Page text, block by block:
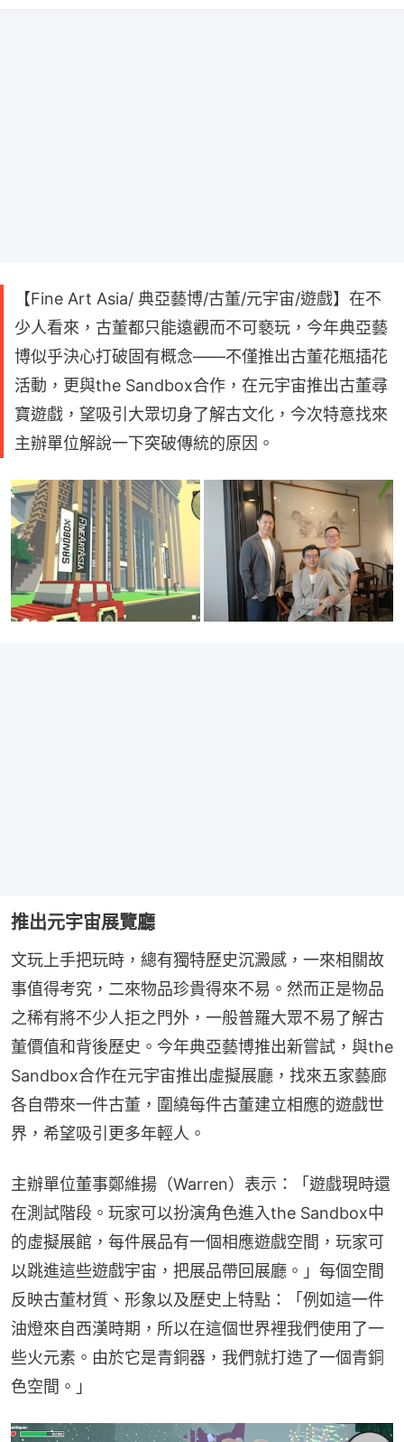
【Fine Art Asia/ 典亞藝博/古董/元宇宙/遊戲】在不
少人看來，古董都只能遠觀而不可褻玩，今年典亞藝
博似乎決心打破固有概念——不僅推出古董花瓶插花
活動，更與the Sandbox合作，在元宇宙推出古董尋
寶遊戲，望吸引大眾切身了解古文化，今次特意找來
主辦單位解說一下突破傳統的原因。
推出元宇宙展覽廳
文玩上手把玩時，總有獨特歷史沉澱感，一來相關故
事值得考究，二來物品珍貴得來不易。然而正是物品
之稀有將不少人拒之門外，一般普羅大眾不易了解古
董價值和背後歷史。今年典亞藝博推出新嘗試，與the
Sandbox合作在元宇宙推出虛擬展廳，找來五家藝廊
各自帶來一件古董，圍繞每件古董建立相應的遊戲世
界，希望吸引更多年輕人。
主辦單位董事鄭維揚（Warren）表示：「遊戲現時還
在測試階段。玩家可以扮演角色進入the Sandbox中
的虛擬展館，每件展品有一個相應遊戲空間，玩家可
以跳進這些遊戲宇宙，把展品帶回展廳。」每個空間
反映古董材質、形象以及歷史上特點：「例如這一件
油燈來自西漢時期，所以在這個世界裡我們使用了一
些火元素。由於它是青銅器，我們就打造了一個青銅
色空間。」